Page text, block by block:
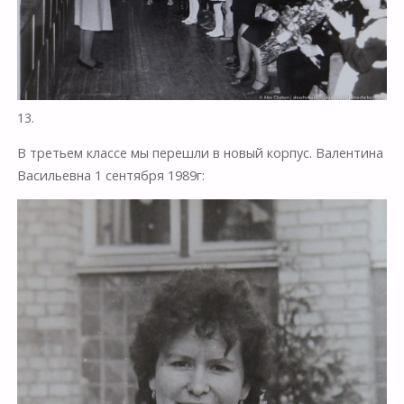
13.
В третьем классе мы перешли в новый корпус. Валентина
Васильевна 1 сентября 1989г: